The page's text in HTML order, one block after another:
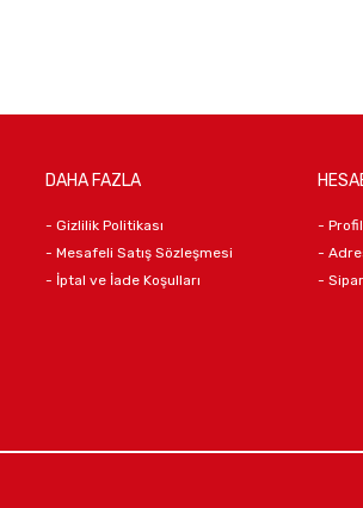
DAHA FAZLA
- Gizlilik Politikası
- Mesafeli Satış Sözleşmesi
- İptal ve İade Koşulları
-
-
-